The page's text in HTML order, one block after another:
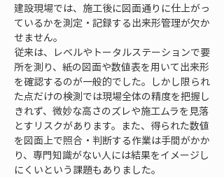
建設現場では、施工後に図面通りに仕上がっ
ているかを測定・記録する出来形管理が欠か
せません。
従来は、レベルやトータルステーションで要
所を測り、紙の図面や数値表を用いて出来形
を確認するのが一般的でした。しかし限られ
た点だけの検測では現場全体の精度を把握し
きれず、微妙な高さのズレや施工ムラを見落
とすリスクがあります。また、得られた数値
を図面上で照合・判断する作業は手間がかか
り、専門知識がない人には結果をイメージし
にくいという課題もありました。